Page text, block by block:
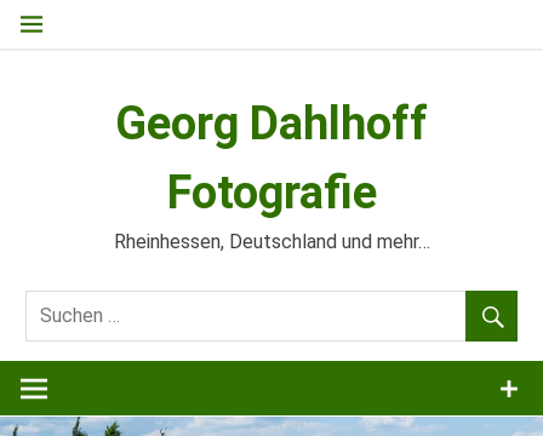
Zum
Georg Dahlhoff
Fotografie
Rheinhessen, Deutschland und mehr…